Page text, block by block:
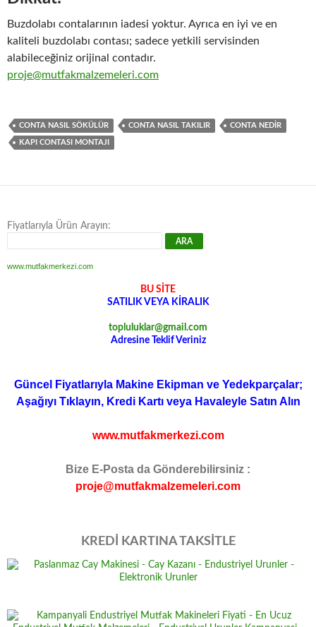
Buzdolabı contalarının iadesi yoktur. Ayrıca en iyi ve en
kaliteli buzdolabı contası; sadece yetkili servisinden
alabileceğiniz orijinal contadır.
proje@mutfakmalzemeleri.com
CONTA NASIL SÖKÜLÜR CONTA NASIL TAKILIR CONTA NEDIR
KAPI CONTASI MONTAJI
Fiyatlarıyla Ürün Arayın:
www.mutfakmerkezi.com
BU SİTE
SATILIK VEYA KİRALIK
topluluklar@gmail.com
Adresine Teklif Veriniz
Güncel Fiyatlarıyla Makine Ekipman ve Yedekparçalar;
Aşağıyı Tıklayın, Kredi Kartı veya Havaleyle Satın Alın
www.mutfakmerkezi.com
Bize E-Posta da Gönderebilirsiniz :
proje@mutfakmalzemeleri.com
KREDİ KARTINA TAKSİTLE